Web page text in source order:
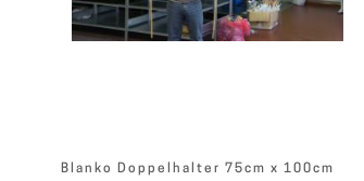
Blanko Doppelhalter 75cm x 100cm